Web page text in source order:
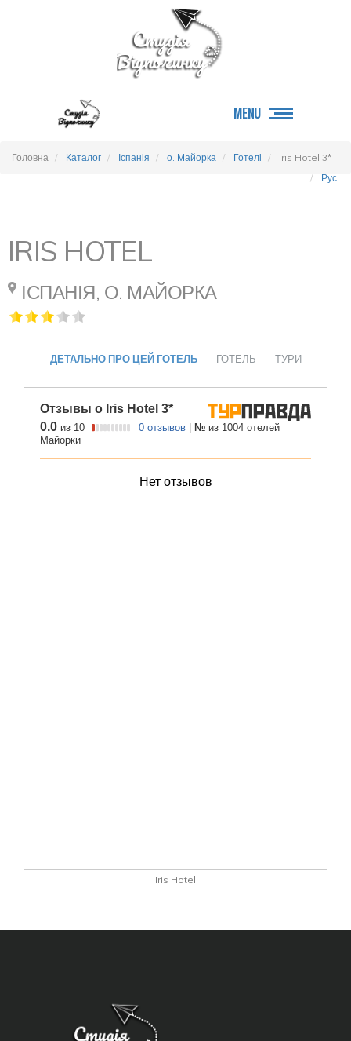
MENU
Головна Каталог Іспанія о. Майорка Готелі
Iris Hotel 3*
Рус.
IRIS HOTEL
ІСПАНІЯ, О. МАЙОРКА
ДЕТАЛЬНО ПРО ЦЕЙ ГОТЕЛЬ ГОТЕЛЬ ТУРИ
Iris Hotel